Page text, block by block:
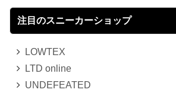
注目のスニーカーショップ
LOWTEX
LTD online
UNDEFEATED